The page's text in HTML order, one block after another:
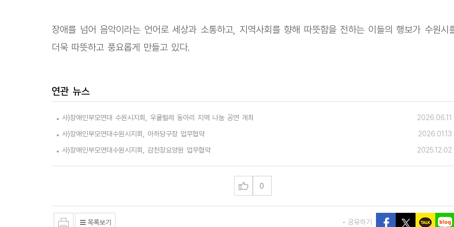
장애를 넘어 음악이라는 언어로 세상과 소통하고, 지역사회를 향해 따뜻함을 전하는 이들의 행보가 수원시
더욱 따뜻하고 풍요롭게 만들고 있다.
연관 뉴스
사)장애인부모연대 수원시지회, 우쿨렐레 동아리 지역 나눔 공연 개최
2026.06.11
사)장애인부모연대수원시지회, 아하당구장 업무협약
2026.01.13
사)장애인부모연대수원시지회, 감천장요양원 업무협약
2025.12.02
0
공유하기